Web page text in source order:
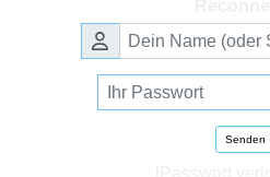
Senden